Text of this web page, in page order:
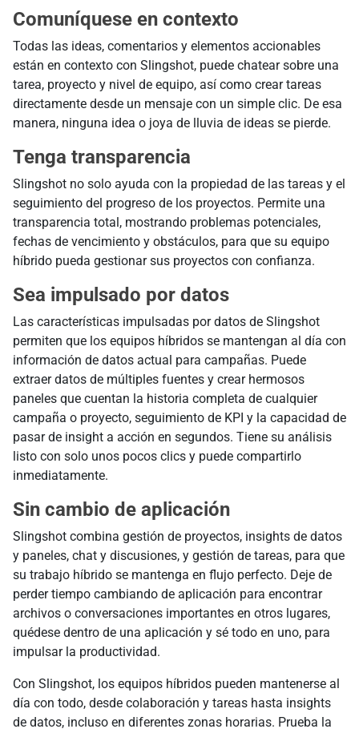
Comuníquese en contexto
Todas las ideas, comentarios y elementos accionables
están en contexto con Slingshot, puede chatear sobre una
tarea, proyecto y nivel de equipo, así como crear tareas
directamente desde un mensaje con un simple clic. De esa
manera, ninguna idea o joya de lluvia de ideas se pierde.
Tenga transparencia
Slingshot no solo ayuda con la propiedad de las tareas y el
seguimiento del progreso de los proyectos. Permite una
transparencia total, mostrando problemas potenciales,
fechas de vencimiento y obstáculos, para que su equipo
híbrido pueda gestionar sus proyectos con confianza.
Sea impulsado por datos
Las características impulsadas por datos de Slingshot
permiten que los equipos híbridos se mantengan al día con
información de datos actual para campañas. Puede
extraer datos de múltiples fuentes y crear hermosos
paneles que cuentan la historia completa de cualquier
campaña o proyecto, seguimiento de KPI y la capacidad de
pasar de insight a acción en segundos. Tiene su análisis
listo con solo unos pocos clics y puede compartirlo
inmediatamente.
Sin cambio de aplicación
Slingshot combina gestión de proyectos, insights de datos
y paneles, chat y discusiones, y gestión de tareas, para que
su trabajo híbrido se mantenga en flujo perfecto. Deje de
perder tiempo cambiando de aplicación para encontrar
archivos o conversaciones importantes en otros lugares,
quédese dentro de una aplicación y sé todo en uno, para
impulsar la productividad.
Con Slingshot, los equipos híbridos pueden mantenerse al
día con todo, desde colaboración y tareas hasta insights
de datos, incluso en diferentes zonas horarias. Prueba la